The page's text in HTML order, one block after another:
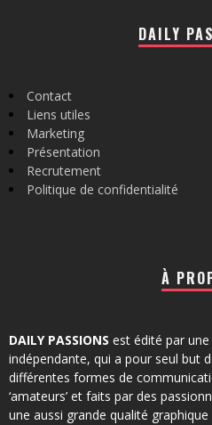
DAILY
Contact
Liens utiles
Marketing
Présentation
Recrutement
Politique de confidentialité
À
DAILY PASSIONS est édité par une
indépendante, qui a pour seul but
différentes formes de
‘amateurs’ et faits par des
une aussi grande qualité